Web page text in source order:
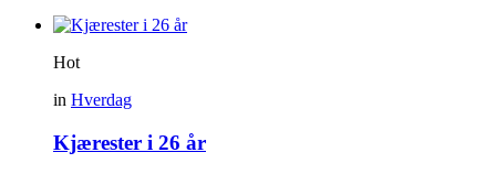
Hot
in Hverdag
Kjærester i 26 år